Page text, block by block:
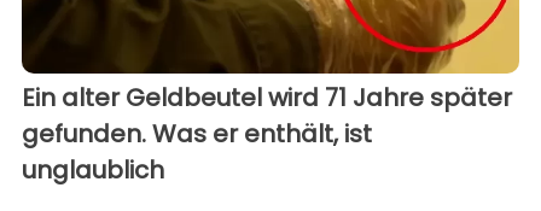
Ein alter Geldbeutel wird 71 Jahre später
gefunden. Was er enthält, ist
unglaublich